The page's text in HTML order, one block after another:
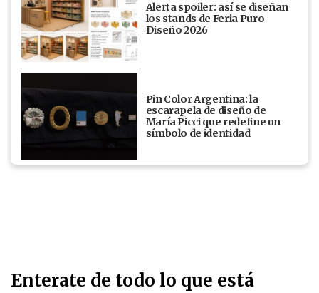
Alerta spoiler: así se diseñan
los stands de Feria Puro
Diseño 2026
Pin Color Argentina: la
escarapela de diseño de
María Picci que redefine un
símbolo de identidad
Enterate de todo lo que está